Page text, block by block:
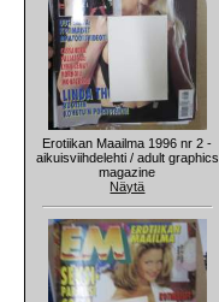
Erotiikan Maailma 1996 nr 2 -
aikuisviihdelehti / adult graphics
magazine
Näytä